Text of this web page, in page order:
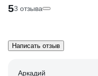
53 отзыва
Написать отзыв
Аркадий